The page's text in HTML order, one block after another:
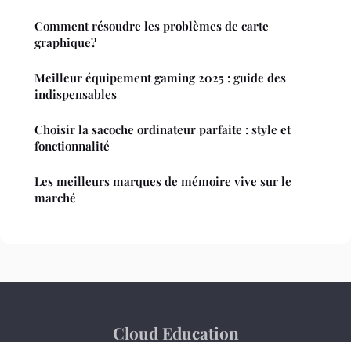
Comment résoudre les problèmes de carte
graphique?
Meilleur équipement gaming 2025 : guide des
indispensables
Choisir la sacoche ordinateur parfaite : style et
fonctionnalité
Les meilleurs marques de mémoire vive sur le
marché
Cloud Education